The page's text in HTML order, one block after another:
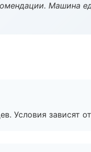
Машина
Условия зависят